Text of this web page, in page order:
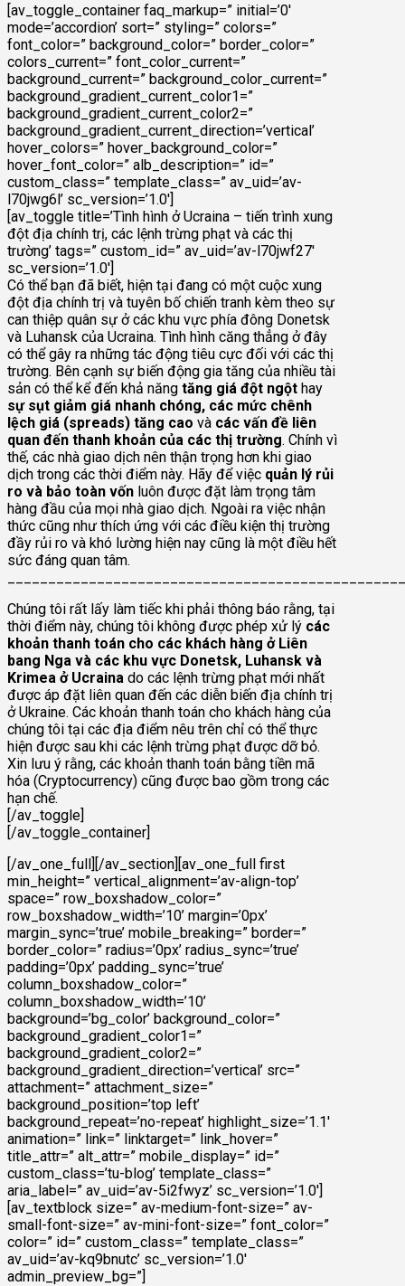
[av_toggle_container faq_markup=” initial=’0′
mode=’accordion’ sort=” styling=” colors=”
font_color=” background_color=” border_color=”
colors_current=” font_color_current=”
background_current=” background_color_current=”
background_gradient_current_color1=”
background_gradient_current_color2=”
background_gradient_current_direction=’vertical’
hover_colors=” hover_background_color=”
hover_font_color=” alb_description=” id=”
custom_class=” template_class=” av_uid=’av-
l70jwg6l’ sc_version=’1.0′]
[av_toggle title=’Tình hình ở Ucraina – tiến trình xung
đột địa chính trị, các lệnh trừng phạt và các thị
trường’ tags=” custom_id=” av_uid=’av-l70jwf27′
sc_version=’1.0′]
Có thể bạn đã biết, hiện tại đang có một cuộc xung
đột địa chính trị và tuyên bố chiến tranh kèm theo sự
can thiệp quân sự ở các khu vực phía đông Donetsk
và Luhansk của Ucraina. Tình hình căng thẳng ở đây
có thể gây ra những tác động tiêu cực đối với các thị
trường. Bên cạnh sự biến động gia tăng của nhiều tài
sản có thể kể đến khả năng tăng giá đột ngột hay
sự sụt giảm giá nhanh chóng, các mức chênh
lệch giá (spreads) tăng cao và các vấn đề liên
quan đến thanh khoản của các thị trường. Chính vì
thế, các nhà giao dịch nên thận trọng hơn khi giao
dịch trong các thời điểm này. Hãy để việc quản lý rủi
ro và bảo toàn vốn luôn được đặt làm trọng tâm
hàng đầu của mọi nhà giao dịch. Ngoài ra việc nhận
thức cũng như thích ứng với các điều kiện thị trường
đầy rủi ro và khó lường hiện nay cũng là một điều hết
sức đáng quan tâm.
Chúng tôi rất lấy làm tiếc khi phải thông báo rằng, tại
thời điểm này, chúng tôi không được phép xử lý các
khoản thanh toán cho các khách hàng ở Liên
bang Nga và các khu vực Donetsk, Luhansk và
Krimea ở Ucraina do các lệnh trừng phạt mới nhất
được áp đặt liên quan đến các diễn biến địa chính trị
ở Ukraine. Các khoản thanh toán cho khách hàng của
chúng tôi tại các địa điểm nêu trên chỉ có thể thực
hiện được sau khi các lệnh trừng phạt được dỡ bỏ.
Xin lưu ý rằng, các khoản thanh toán bằng tiền mã
hóa (Cryptocurrency) cũng được bao gồm trong các
hạn chế.
[/av_toggle]
[/av_toggle_container]
[/av_one_full][/av_section][av_one_full first
min_height=” vertical_alignment=’av-align-top’
space=” row_boxshadow_color=”
row_boxshadow_width=’10’ margin=’0px’
margin_sync=’true’ mobile_breaking=” border=”
border_color=” radius=’0px’ radius_sync=’true’
padding=’0px’ padding_sync=’true’
column_boxshadow_color=”
column_boxshadow_width=’10’
background=’bg_color’ background_color=”
background_gradient_color1=”
background_gradient_color2=”
background_gradient_direction=’vertical’ src=”
attachment=” attachment_size=”
background_position=’top left’
background_repeat=’no-repeat’ highlight_size=’1.1′
animation=” link=” linktarget=” link_hover=”
title_attr=” alt_attr=” mobile_display=” id=”
custom_class=’tu-blog’ template_class=”
aria_label=” av_uid=’av-5i2fwyz’ sc_version=’1.0′]
[av_textblock size=” av-medium-font-size=” av-
small-font-size=” av-mini-font-size=” font_color=”
color=” id=” custom_class=” template_class=”
av_uid=’av-kq9bnutc’ sc_version=’1.0′
admin_preview_bg=”]